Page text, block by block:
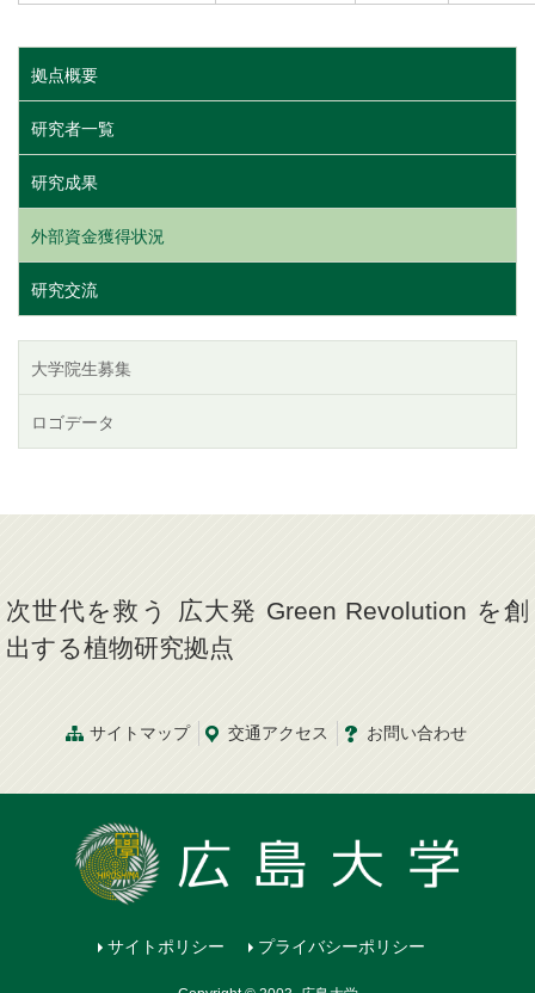
拠点概要
研究者一覧
研究成果
外部資金獲得状況
研究交流
大学院生募集
ロゴデータ
次世代を救う 広大発 Green Revolution を創
出する植物研究拠点
サイトマップ 交通アクセス お問い合わせ
サイトポリシー プライバシーポリシー